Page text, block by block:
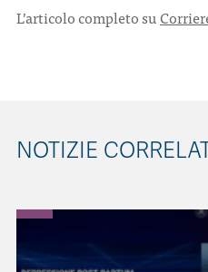
L’articolo completo su
NOTIZIE